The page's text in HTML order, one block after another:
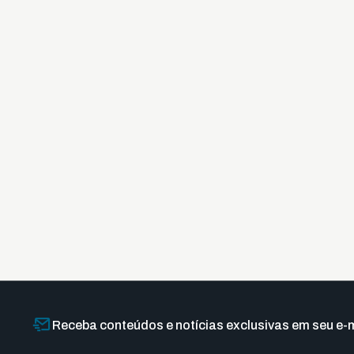
Receba conteúdos e notícias exclusivas em seu e-